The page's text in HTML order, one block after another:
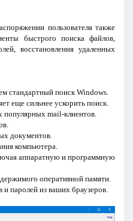
пользователя также
быстрого поиска файлов,
восстановления удаленных
стандартный поиск Windows.
еще сильнее ускорить поиск.
популярных mail-клиентов.
документов.
компьютера.
аппаратную и программную
оперативной памяти.
паролей из ваших браузеров.